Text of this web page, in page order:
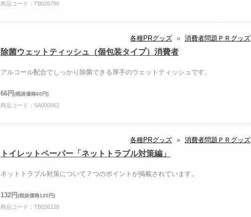
商品コード：TB026790
各種PRグッズ » 消費者問題ＰＲグッズ
除菌ウェットティッシュ（個包装タイプ）消費者
アルコール配合でしっかり除菌できる厚手のウェットティッシュです。
66円(税抜価格60円)
商品コード：SA000062
各種PRグッズ » 消費者問題ＰＲグッズ
トイレットペーパー「ネットトラブル対策編」
ネットトラブル対策について７つのポイントが掲載されています。
132円(税抜価格120円)
商品コード：TB026120